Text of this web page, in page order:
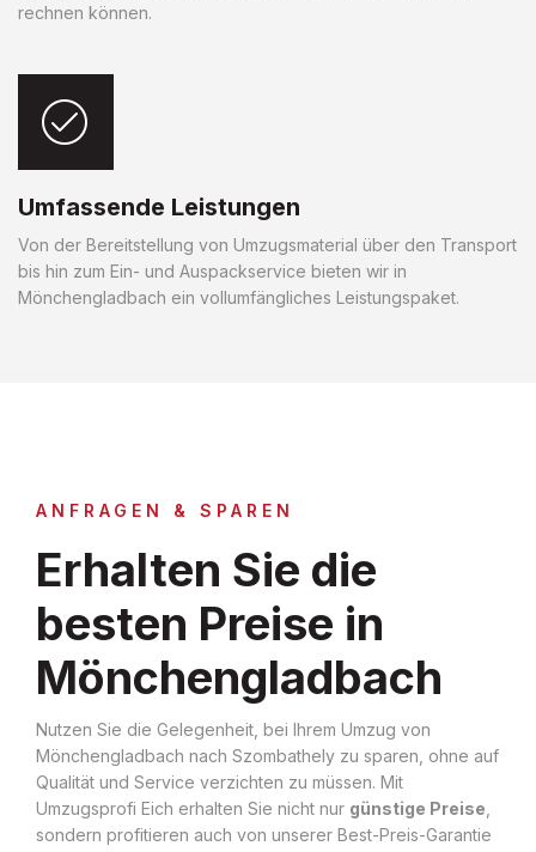
rechnen können.
Umfassende Leistungen
Von der Bereitstellung von Umzugsmaterial über den Transport
bis hin zum Ein- und Auspackservice bieten wir in
Mönchengladbach ein vollumfängliches Leistungspaket.
ANFRAGEN & SPAREN
Erhalten Sie die
besten Preise in
Mönchengladbach
Nutzen Sie die Gelegenheit, bei Ihrem Umzug von
Mönchengladbach nach Szombathely zu sparen, ohne auf
Qualität und Service verzichten zu müssen. Mit
Umzugsprofi Eich erhalten Sie nicht nur günstige Preise
sondern profitieren auch von unserer Best-Preis-Garantie